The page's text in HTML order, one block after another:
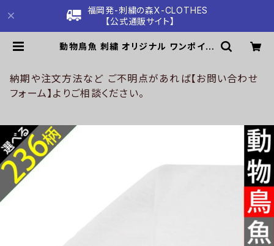
福岡発-刺繍の森X-CLOTHES
【公式通販サイト】
動物鳥魚 刺繍 オリジナル ワンポイン
柄 馬 豚 魚 母の日 父の日 ori-a-to
r02-g06-s | 刺繍の森X-CLOTH
ES【公式通販サイト】
納期や注文方法など ご不明点があれば【お問い合わせ
フォーム】よりご相談ください。